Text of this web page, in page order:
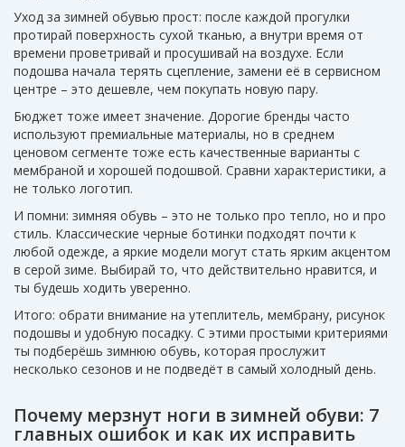
Уход за зимней обувью прост: после каждой прогулки
протирай поверхность сухой тканью, а внутри время от
времени проветривай и просушивай на воздухе. Если
подошва начала терять сцепление, замени её в сервисном
центре – это дешевле, чем покупать новую пару.
Бюджет тоже имеет значение. Дорогие бренды часто
используют премиальные материалы, но в среднем
ценовом сегменте тоже есть качественные варианты с
мембраной и хорошей подошвой. Сравни характеристики, а
не только логотип.
И помни: зимняя обувь – это не только про тепло, но и про
стиль. Классические черные ботинки подходят почти к
любой одежде, а яркие модели могут стать ярким акцентом
в серой зиме. Выбирай то, что действительно нравится, и
ты будешь ходить уверенно.
Итого: обрати внимание на утеплитель, мембрану, рисунок
подошвы и удобную посадку. С этими простыми критериями
ты подберёшь зимнюю обувь, которая прослужит
несколько сезонов и не подведёт в самый холодный день.
Почему мерзнут ноги в зимней обуви: 7
главных ошибок и как их исправить